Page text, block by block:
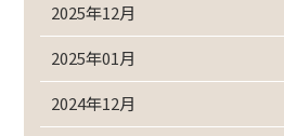
2025年12月
2025年01月
2024年12月